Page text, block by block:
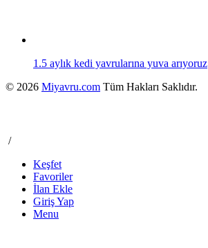
1.5 aylık kedi yavrularına yuva arıyoruz
© 2026 Miyavru.com Tüm Hakları Saklıdır.
/
Keşfet
Favoriler
İlan Ekle
Giriş Yap
Menu